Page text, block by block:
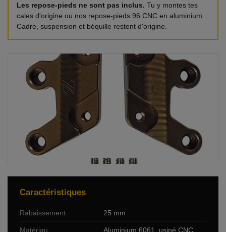
Les repose-pieds ne sont pas inclus. Tu y montes tes
cales d'origine ou nos repose-pieds 96 CNC en aluminium.
Cadre, suspension et béquille restent d'origine.
Caractéristiques
Rabaissement 25 mm
Matériau Aluminium 6061, usiné CNC